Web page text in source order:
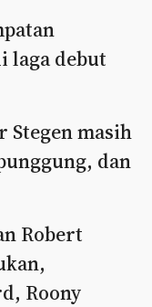
laga debut
Stegen masih
dan
Robert
Roony